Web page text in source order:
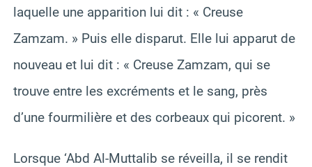
laquelle une apparition lui dit : « Creuse
Zamzam. » Puis elle disparut. Elle lui apparut de
nouveau et lui dit : « Creuse Zamzam, qui se
trouve entre les excréments et le sang, près
d’une fourmilière et des corbeaux qui picorent. »
Lorsque ‘Abd Al-Muttalib se réveilla, il se rendit